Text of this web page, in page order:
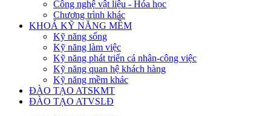
Công nghệ vật liệu - Hóa học
Chương trình khác
KHOÁ KỸ NĂNG MỀM
Kỹ năng sống
Kỹ năng làm việc
Kỹ năng phát triển cá nhân-công việc
Kỹ năng quan hệ khách hàng
Kỹ năng mềm khác
ĐÀO TẠO ATSKMT
ĐÀO TẠO ATVSLĐ